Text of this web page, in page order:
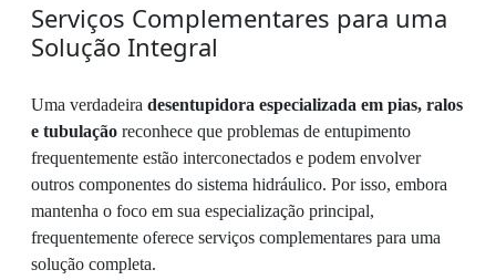
Serviços Complementares para uma
Solução Integral
Uma verdadeira desentupidora especializada em pias, ralos
e tubulação reconhece que problemas de entupimento
frequentemente estão interconectados e podem envolver
outros componentes do sistema hidráulico. Por isso, embora
mantenha o foco em sua especialização principal,
frequentemente oferece serviços complementares para uma
solução completa.